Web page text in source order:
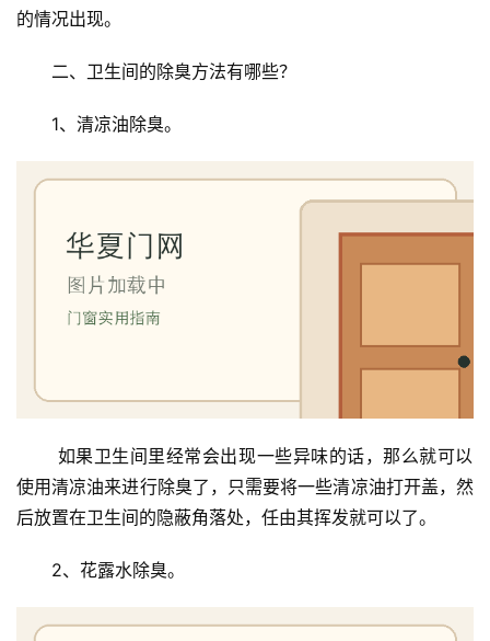
门
系
的情况出现。
二、卫生间的除臭方法有哪些？
1、清凉油除臭。
使用清凉油来进行除臭了，只需要将一些清凉油打开盖，然
后放置在卫生间的隐蔽角落处，任由其挥发就可以了。
2、花露水除臭。